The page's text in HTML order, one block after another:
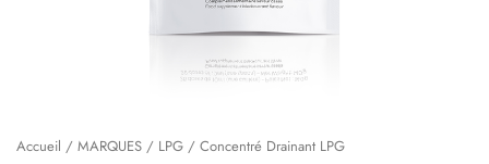
Accueil / MARQUES / LPG / Concentré Drainant LPG